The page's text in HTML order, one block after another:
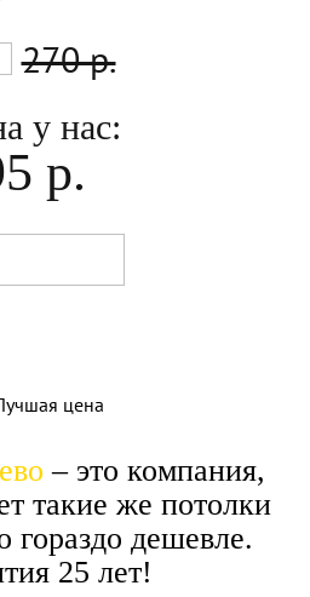
270 р.
у нас:
р.
– это компания,
такие же потолки
гораздо дешевле.
25 лет!